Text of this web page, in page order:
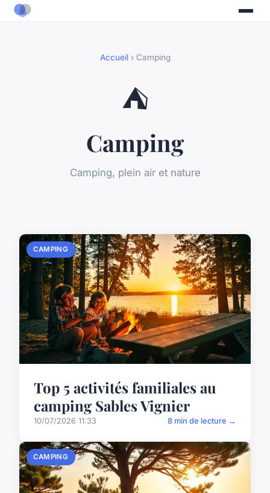
Accueil› Camping
⛺
Camping
Camping, plein air et nature
CAMPING
Top 5 activités familiales au
camping Sables Vignier
10/07/2026 11:33 8 min de lecture →
CAMPING